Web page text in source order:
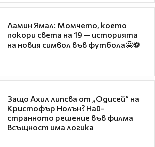
Ламин Ямал: Момчето, което
покори света на 19 — историята
на новия символ във футбола🤩⚽
Защо Ахил липсва от „Одисей“ на
Кристофър Нолън? Най-
странното решение във филма
всъщност има логика